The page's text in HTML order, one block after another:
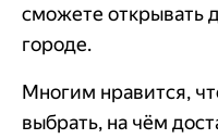
сможете открывать
городе.
Многим нравится,
выбрать, на чём